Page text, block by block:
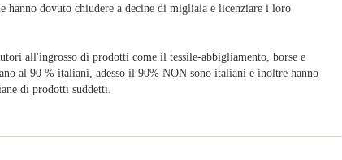
hanno dovuto chiudere a decine di migliaia e licenziare i loro
all'ingrosso di prodotti come il tessile-abbigliamento, borse e
al 90 % italiani, adesso il 90% NON sono italiani e inoltre hanno
di prodotti suddetti.